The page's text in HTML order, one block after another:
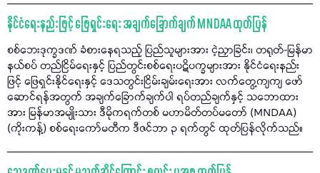
နိုင်ငံရေးနည်းဖြင့် ဖြေရှင်းရေး အချက်ခြောက်ချက် MNDAA ထုတ်ပြန်
စစ်ဘေးဒုက္ခဒဏ် ခံစားနေရသည့် ပြည်သူများအား ငဲ့ညှာခြင်း၊ တရုတ်-မြန်မာ
နယ်စပ် တည်ငြိမ်ရေးနှင့် ပြည်တွင်းစစ်ရေးပဋိပက္ခများအား နိုင်ငံရေးနည်း
ဖြင့် ဖြေရှင်းနိုင်ရေးနှင့် ဒေသတွင်းငြိမ်းချမ်းရေးအား လက်တွေ့ကျကျ ဖော်
ဆောင်ရန်အတွက် အချက်ခြောက်ချက်ပါ ရပ်တည်ချက်နှင့် သဘောထား
အား မြန်မာအမျိုးသား ဒီမိုကရက်တစ် မဟာမိတ်တပ်မတော် (MNDAA)
(ကိုးကန့်) စစ်ရေးကော်မတီက ဒီဇင်ဘာ ၃ ရက်တွင် ထုတ်ပြန်လိုက်သည်။